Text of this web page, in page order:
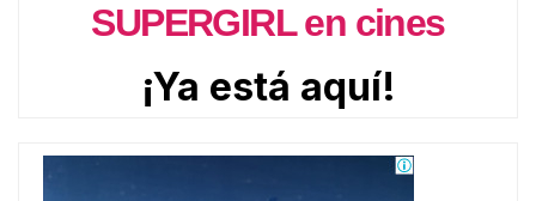
SUPERGIRL en cines
¡Ya está aquí!